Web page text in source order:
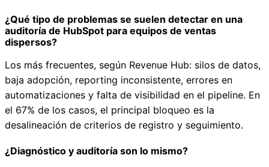
¿Qué tipo de problemas se suelen detectar en una
auditoría de HubSpot para equipos de ventas
dispersos?
Los más frecuentes, según Revenue Hub: silos de datos,
baja adopción, reporting inconsistente, errores en
automatizaciones y falta de visibilidad en el pipeline. En
el 67% de los casos, el principal bloqueo es la
desalineación de criterios de registro y seguimiento.
¿Diagnóstico y auditoría son lo mismo?